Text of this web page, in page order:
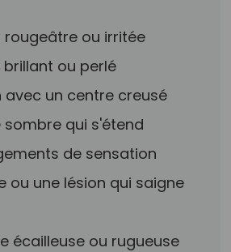
rougeâtre ou irritée
brillant ou perlé
avec un centre creusé
sombre qui s'étend
de sensation
ou une lésion qui saigne
écailleuse ou rugueuse